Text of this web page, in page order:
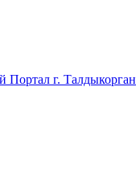
г. Талдыкорган